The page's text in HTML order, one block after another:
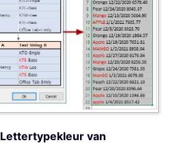
Lettertypekleur van